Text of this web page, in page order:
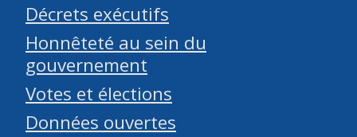
Décrets exécutifs
Honnêteté au sein du
gouvernement
Votes et élections
Données ouvertes